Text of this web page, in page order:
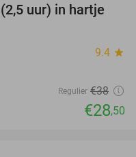
25%
uur) in hartje
9.4 star
Regulier €38
€28,50